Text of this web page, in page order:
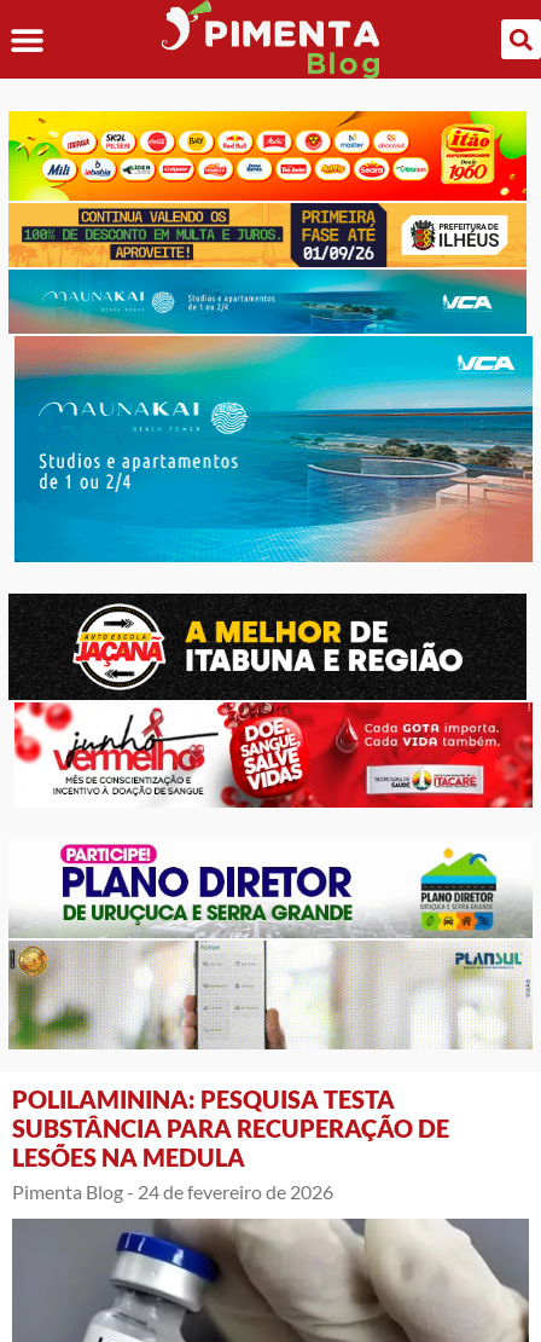
POLILAMININA: PESQUISA TESTA
SUBSTÂNCIA PARA RECUPERAÇÃO DE
LESÕES NA MEDULA
Pimenta Blog - 24 de fevereiro de 2026